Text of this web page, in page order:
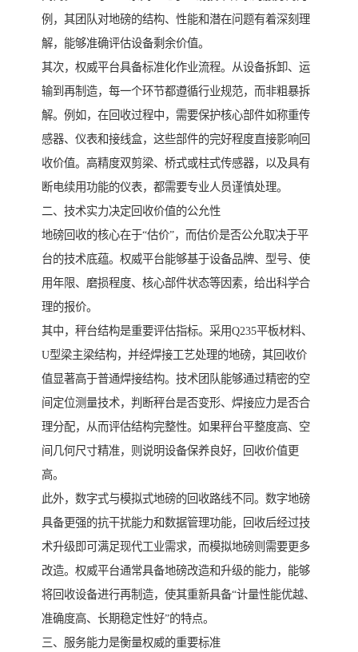
例，其团队对地磅的结构、性能和潜在问题有着深刻理
解，能够准确评估设备剩余价值。
其次，权威平台具备标准化作业流程。从设备拆卸、运
输到再制造，每一个环节都遵循行业规范，而非粗暴拆
解。例如，在回收过程中，需要保护核心部件如称重传
感器、仪表和接线盒，这些部件的完好程度直接影响回
收价值。高精度双剪梁、桥式或柱式传感器，以及具有
断电续用功能的仪表，都需要专业人员谨慎处理。
二、技术实力决定回收价值的公允性
地磅回收的核心在于“估价”，而估价是否公允取决于平
台的技术底蕴。权威平台能够基于设备品牌、型号、使
用年限、磨损程度、核心部件状态等因素，给出科学合
理的报价。
其中，秤台结构是重要评估指标。采用Q235平板材料、
U型梁主梁结构，并经焊接工艺处理的地磅，其回收价
值显著高于普通焊接结构。技术团队能够通过精密的空
间定位测量技术，判断秤台是否变形、焊接应力是否合
理分配，从而评估结构完整性。如果秤台平整度高、空
间几何尺寸精准，则说明设备保养良好，回收价值更
高。
此外，数字式与模拟式地磅的回收路线不同。数字地磅
具备更强的抗干扰能力和数据管理功能，回收后经过技
术升级即可满足现代工业需求，而模拟地磅则需要更多
改造。权威平台通常具备地磅改造和升级的能力，能够
将回收设备进行再制造，使其重新具备“计量性能优越、
准确度高、长期稳定性好”的特点。
三、服务能力是衡量权威的重要标准